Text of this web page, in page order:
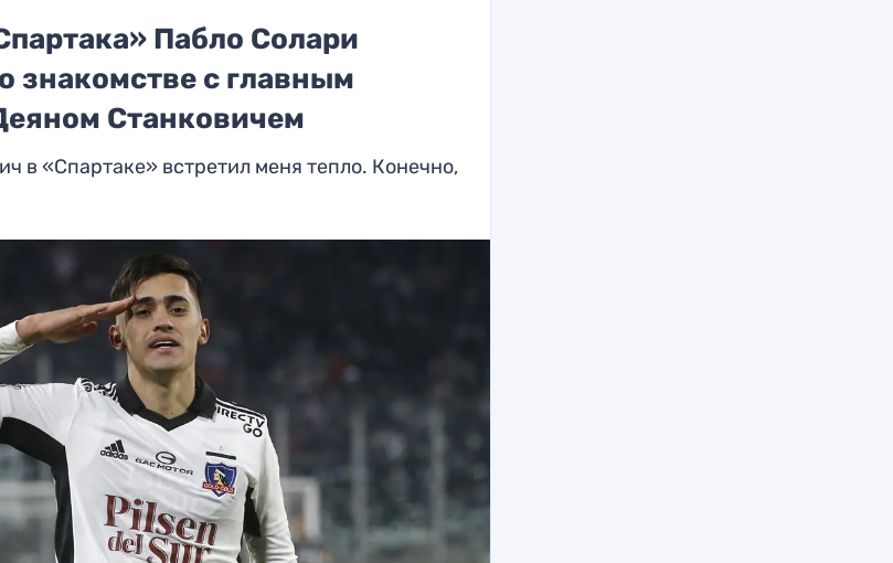
Пабло Солари
знакомстве с главным
Станковичем
в «Спартаке» встретил меня тепло. Конечно,